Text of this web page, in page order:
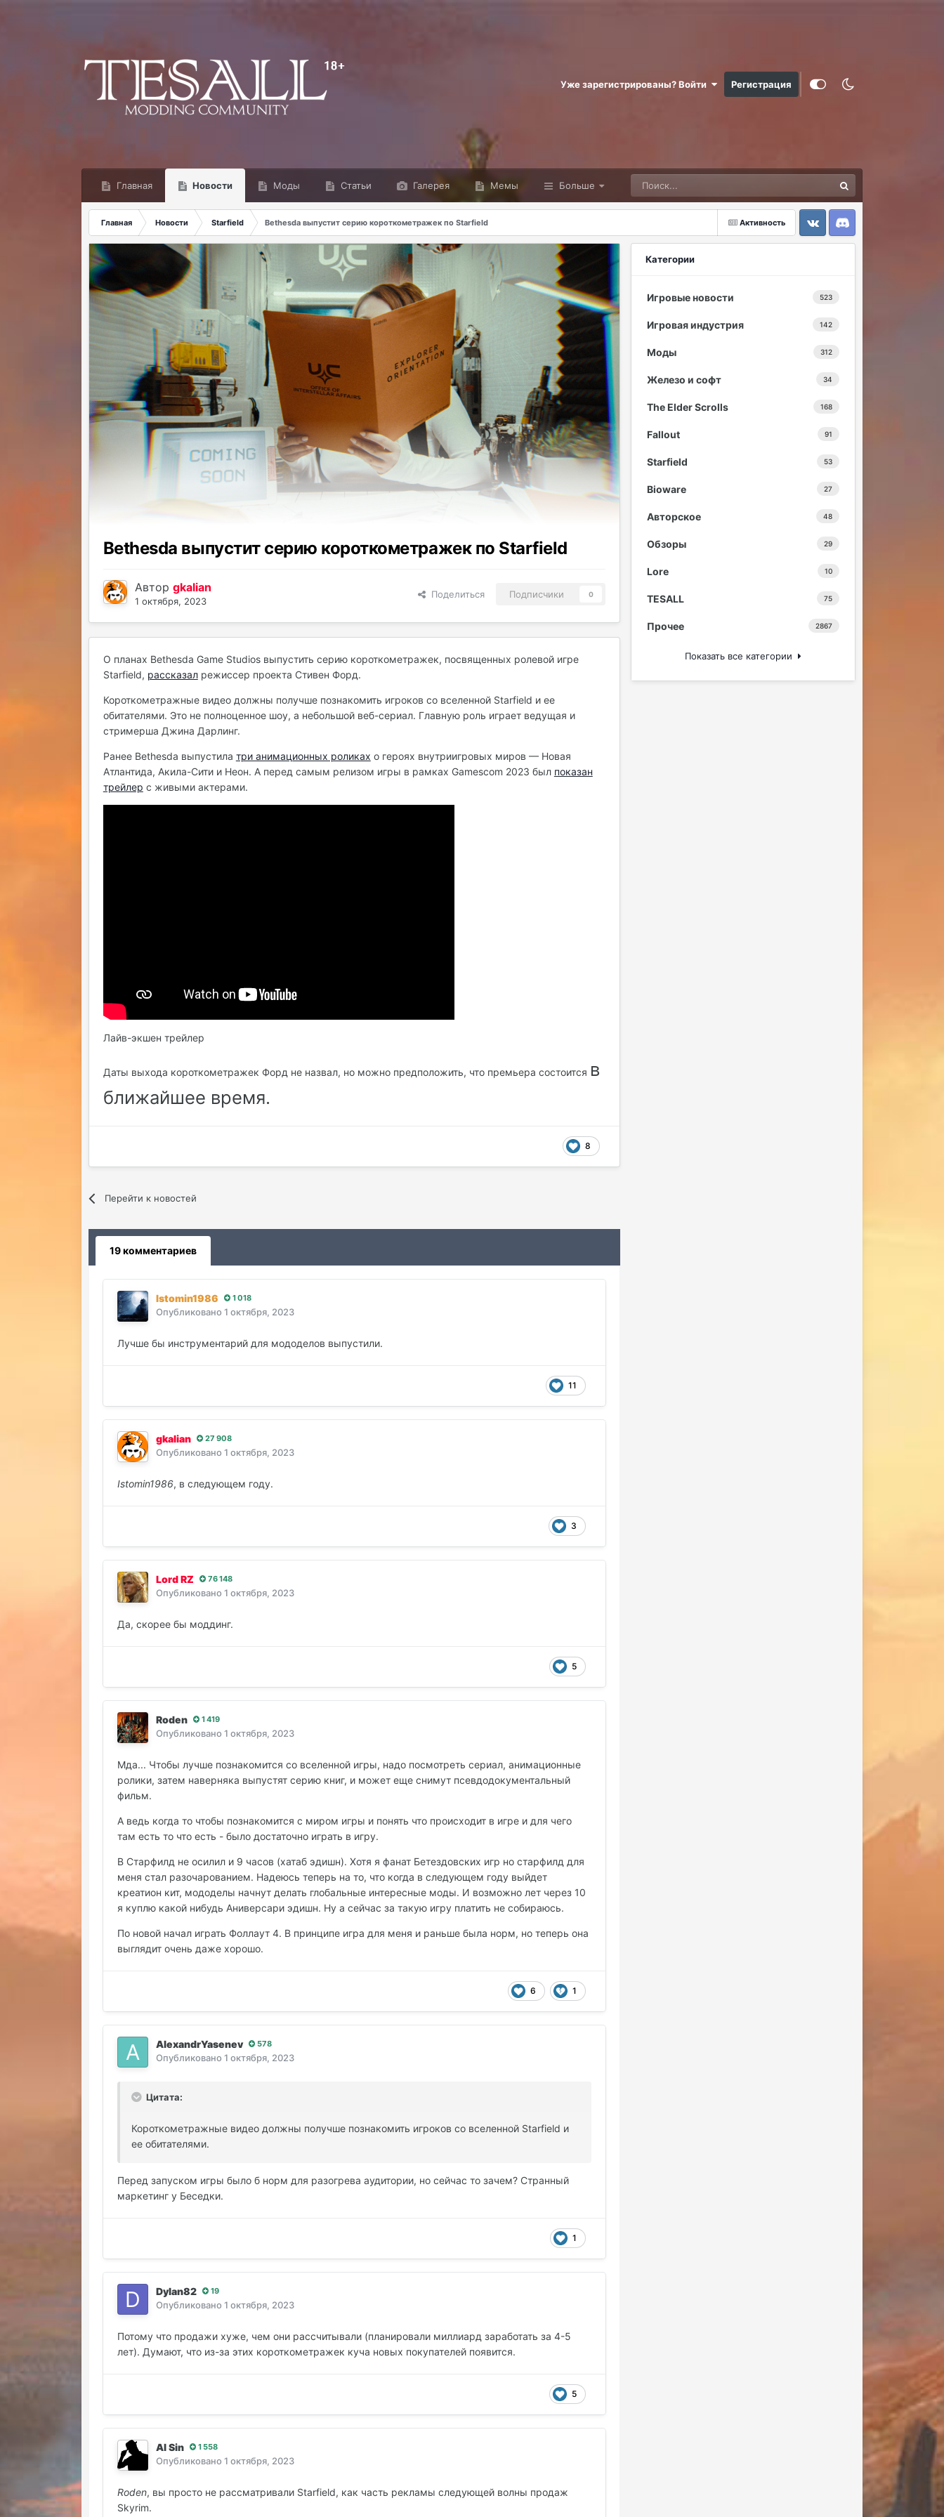
Уже зарегистрированы? Войти Регистрация
Главная Новости Моды Статьи Галерея Мемы Больше
Активность
Главная Новости Starfield
Bethesda выпустит серию короткометражек по Starfield
VK
Discord
Bethesda выпустит серию короткометражек по Starfield
Автор gkalian
1 октября, 2023
Поделиться Подписчики 0
О планах Bethesda Game Studios выпустить серию короткометражек, посвященных ролевой игре
Starfield, рассказалрежиссер проекта Стивен Форд.
Короткометражные видео должны получше познакомить игроков со вселенной Starfield и ее
обитателями. Это не полноценное шоу, а небольшой веб-сериал. Главную роль играет ведущая и
стримерша Джина Дарлинг.
Ранее Bethesda выпустила три анимационных роликах о героях внутриигровых миров — Новая
Атлантида, Акила-Сити и Неон. А перед самым релизом игры в рамках Gamescom 2023 был показан
трейлер с живыми актерами.
Лайв-экшен трейлер
Даты выхода короткометражек Форд не назвал, но можно предположить, что премьера состоится в
ближайшее время.
8
Перейти к новостей
19 комментариев
Istomin1986 1 018
Опубликовано 1 октября, 2023
Лучше бы инструментарий для мододелов выпустили.
11
gkalian 27 908
Опубликовано 1 октября, 2023
Istomin1986, в следующем году.
3
Lord RZ 76 148
Опубликовано 1 октября, 2023
Да, скорее бы моддинг.
5
Roden 1 419
Опубликовано 1 октября, 2023
Мда... Чтобы лучше познакомится со вселенной игры, надо посмотреть сериал, анимационные
ролики, затем наверняка выпустят серию книг, и может еще снимут псевдодокументальный
фильм.
А ведь когда то чтобы познакомится с миром игры и понять что происходит в игре и для чего
там есть то что есть - было достаточно играть в игру.
В Старфилд не осилил и 9 часов (хатаб эдишн). Хотя я фанат Бетездовских игр но старфилд для
меня стал разочарованием. Надеюсь теперь на то, что когда в следующем году выйдет
креатион кит, мододелы начнут делать глобальные интересные моды. И возможно лет через 10
я куплю какой нибудь Аниверсари эдишн. Ну а сейчас за такую игру платить не собираюсь.
По новой начал играть Фоллаут 4. В принципе игра для меня и раньше была норм, но теперь она
выглядит очень даже хорошо.
6 1
AlexandrYasenev 578
Опубликовано 1 октября, 2023
Цитата:
Короткометражные видео должны получше познакомить игроков со вселенной Starfield и
ее обитателями.
Перед запуском игры было б норм для разогрева аудитории, но сейчас то зачем? Странный
маркетинг у Беседки.
1
Dylan82 19
Опубликовано 1 октября, 2023
Потому что продажи хуже, чем они рассчитывали (планировали миллиард заработать за 4-5
лет). Думают, что из-за этих короткометражек куча новых покупателей появится.
5
Al Sin 1 558
Опубликовано 1 октября, 2023
Roden, вы просто не рассматривали Starfield, как часть рекламы следующей волны продаж
Skyrim.
Категории
523
Игровые новости
142
Игровая индустрия
312
Моды
34
Железо и софт
168
The Elder Scrolls
91
Fallout
53
Starfield
27
Bioware
48
Авторское
29
Обзоры
10
Lore
75
TESALL
2867
Прочее
Показать все категории